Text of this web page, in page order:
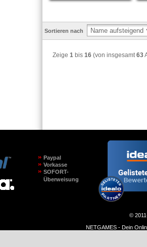
Sortieren nach
Zeige 1 bis 16 (von insgesamt63
Paypal
Vorkasse
SOFORT-
Überweisung
©
NETGAMES - Dein